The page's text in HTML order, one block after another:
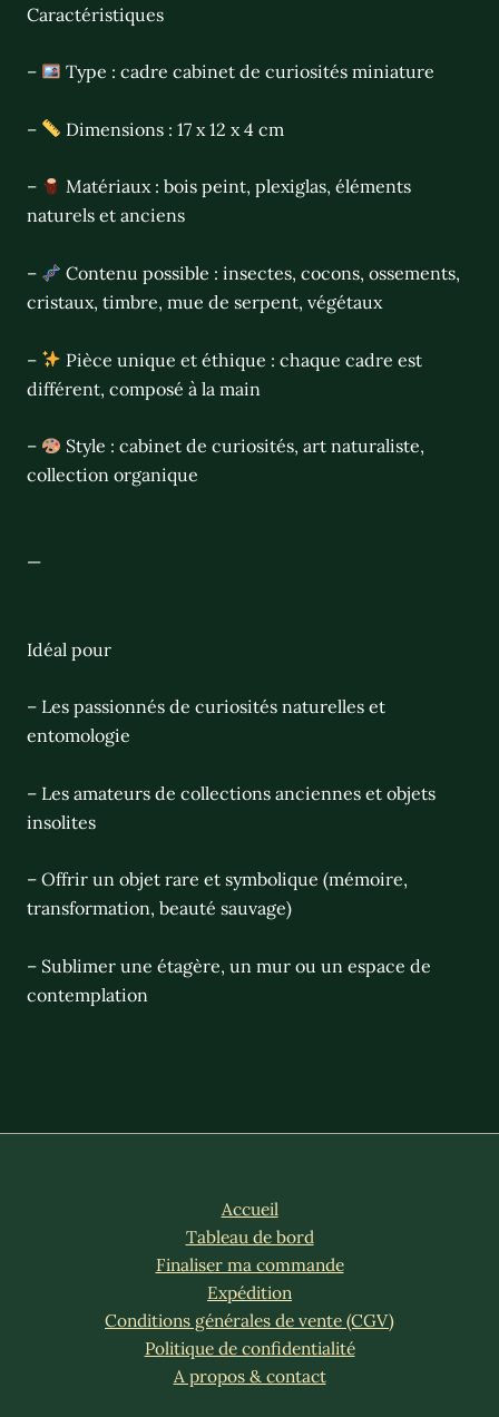
Caractéristiques
– Type : cadre cabinet de curiosités miniature
– Dimensions : 17 x 12 x 4 cm
–
Matériaux : bois peint, plexiglas, éléments
naturels et anciens
–
Contenu possible : insectes, cocons, ossements,
cristaux, timbre, mue de serpent, végétaux
–
Pièce unique et éthique : chaque cadre est
différent, composé à la main
–
Style : cabinet de curiosités, art naturaliste,
collection organique
—
Idéal pour
– Les passionnés de curiosités naturelles et
entomologie
– Les amateurs de collections anciennes et objets
insolites
– Offrir un objet rare et symbolique (mémoire,
transformation, beauté sauvage)
– Sublimer une étagère, un mur ou un espace de
contemplation
Accueil
Tableau de bord
Finaliser ma commande
Expédition
Conditions générales de vente (CGV)
Politique de confidentialité
A propos & contact